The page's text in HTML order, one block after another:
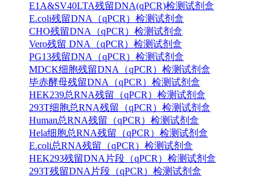
E1A&SV40LTA残留DNA(qPCR)检测试剂盒
E.coli残留DNA（qPCR）检测试剂盒
CHO残留DNA（qPCR）检测试剂盒
Vero残留 DNA（qPCR）检测试剂盒
PG13残留DNA（qPCR）检测试剂盒
MDCK细胞残留DNA（qPCR）检测试剂盒
毕赤酵母残留DNA（qPCR）检测试剂盒
HEK239总RNA残留（qPCR）检测试剂盒
293T细胞总RNA残留（qPCR）检测试剂盒
Human总RNA残留（qPCR）检测试剂盒
Hela细胞总RNA残留（qPCR）检测试剂盒
E.coli总RNA残留（qPCR）检测试剂盒
HEK293残留DNA片段（qPCR）检测试剂盒
293T残留DNA片段（qPCR）检测试剂盒